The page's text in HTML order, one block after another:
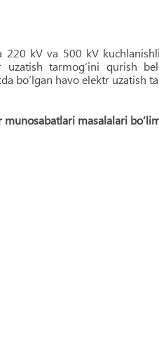
220 kV va 500 kV
tarmog‘ini qurish
bo‘lgan havo elektr uzatish
masalalari